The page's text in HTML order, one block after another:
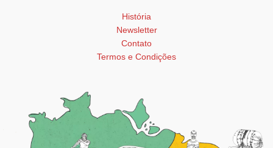
História
Newsletter
Contato
Termos e Condições